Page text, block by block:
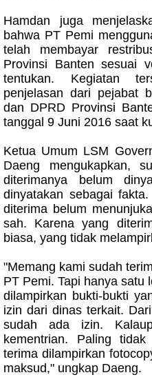
Hamdan juga
bahwa PT Pemi
telah membayar
Provinsi Banten sesuai
tentukan. Kegiatan
penjelasan dari pejabat
dan DPRD Provinsi
tanggal 9 Juni 2016 saat
Ketua Umum LSM
Daeng mengukapkan,
diterimanya belum
dinyatakan sebagai
diterima belum
sah. Karena yang
biasa, yang tidak
"Memang kami sudah
PT Pemi. Tapi hanya satu
dilampirkan bukti-bukti
izin dari dinas terkait.
sudah ada izin.
kementrian. Paling
terima dilampirkan
maksud," ungkap Daeng.